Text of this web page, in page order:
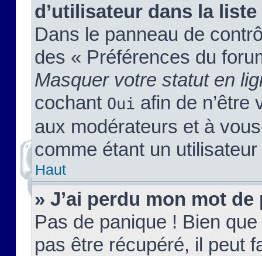
d’utilisateur dans la
Dans le panneau de
des « Préférences du
Masquer votre statut en
cochant Oui afin de n’être
aux modérateurs et à
comme étant un
Haut
» J’ai perdu mon mot de
Pas de panique ! Bien
pas être récupéré, il peut